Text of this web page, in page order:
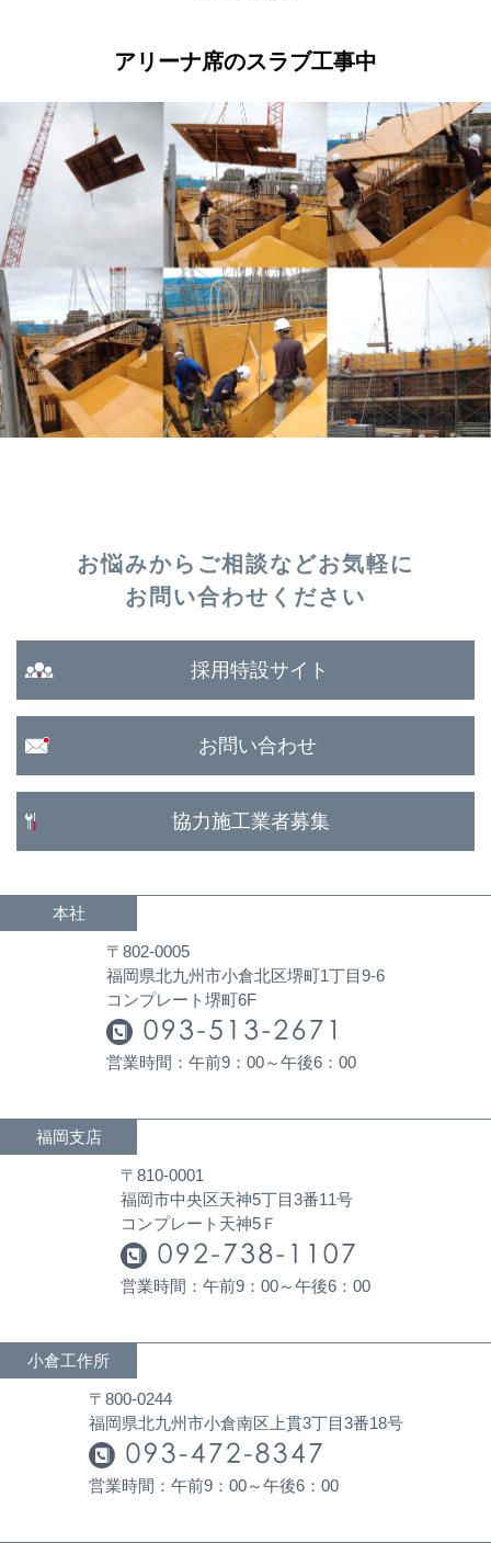
アリーナ席のスラブ工事中
お悩みからご相談などお気軽に
お問い合わせください
採用特設サイト
お問い合わせ
協力施工業者募集
本社
〒802-0005
福岡県北九州市小倉北区堺町1丁目9-6
コンプレート堺町6F
営業時間：午前9：00～午後6：00
福岡支店
〒810-0001
福岡市中央区天神5丁目3番11号
コンプレート天神5Ｆ
営業時間：午前9：00～午後6：00
小倉工作所
〒800-0244
福岡県北九州市小倉南区上貫3丁目3番18号
営業時間：午前9：00～午後6：00